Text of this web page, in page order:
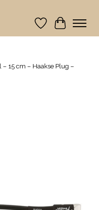
Verlanglijst
– 15 cm – Haakse Plug –